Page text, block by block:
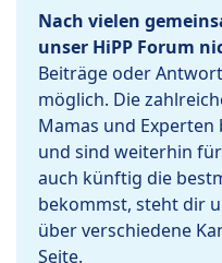
Nach vielen
unser HiPP Forum
Beiträge oder
möglich. Die
Mamas und
und sind weiterhin
auch künftig die
bekommst, steht dir
über verschiedene
Seite.